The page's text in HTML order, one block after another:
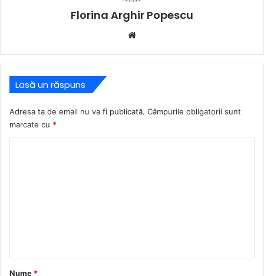
Florina Arghir Popescu
Lasă un răspuns
Adresa ta de email nu va fi publicată. Câmpurile obligatorii sunt
marcate cu *
r
Nume *